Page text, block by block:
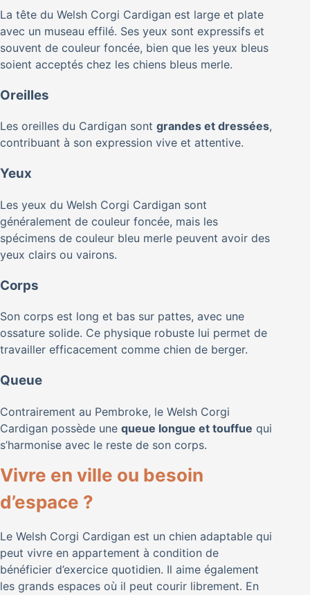
La tête du Welsh Corgi Cardigan est large et plate
avec un museau effilé. Ses yeux sont expressifs et
souvent de couleur foncée, bien que les yeux bleus
soient acceptés chez les chiens bleus merle.
Oreilles
Les oreilles du Cardigan sont grandes et dressées,
contribuant à son expression vive et attentive.
Yeux
Les yeux du Welsh Corgi Cardigan sont
généralement de couleur foncée, mais les
spécimens de couleur bleu merle peuvent avoir des
yeux clairs ou vairons.
Corps
Son corps est long et bas sur pattes, avec une
ossature solide. Ce physique robuste lui permet de
travailler efficacement comme chien de berger.
Queue
Contrairement au Pembroke, le Welsh Corgi
Cardigan possède une queue longue et touffue qui
s’harmonise avec le reste de son corps.
Vivre en ville ou besoin
d’espace ?
Le Welsh Corgi Cardigan est un chien adaptable qui
peut vivre en appartement à condition de
bénéficier d’exercice quotidien. Il aime également
les grands espaces où il peut courir librement. En